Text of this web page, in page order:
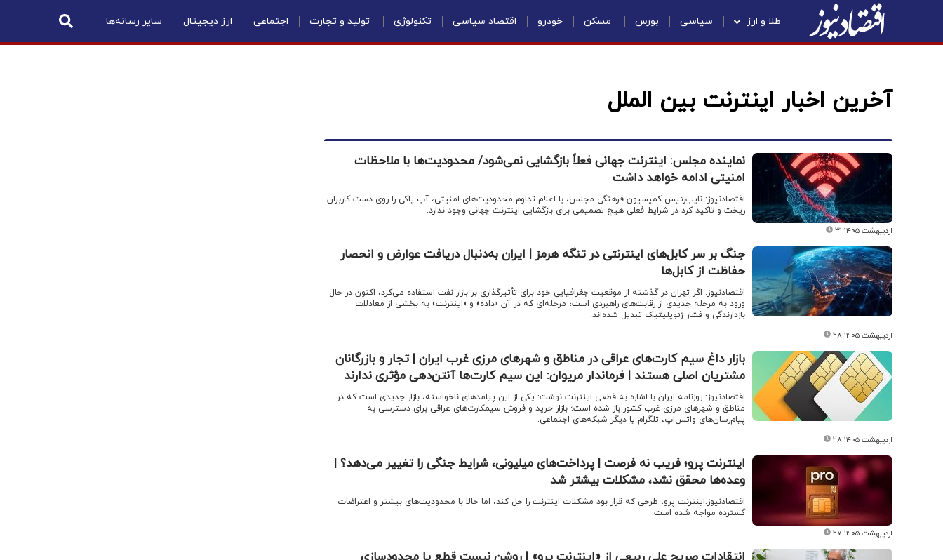
طلا و ارز سیاسی بورس مسکن خودرو اقتصاد سیاسی تکنولوژی تولید و تجارت اجتماعی ارز دیجیتال سایر رسانه‌ها
آخرین اخبار اینترنت بین الملل
نماینده مجلس: اینترنت جهانی فعلاً بازگشایی نمی‌شود/ محدودیت‌ها با ملاحظات
امنیتی ادامه خواهد داشت
اقتصادنیوز: نایب‌رئیس کمیسیون فرهنگی مجلس، با اعلام تداوم محدودیت‌های امنیتی، آب پاکی را روی دست کاربران
ریخت و تاکید کرد در شرایط فعلی هیچ تصمیمی برای بازگشایی اینترنت جهانی وجود ندارد.
۳۱ اردیبهشت ۱۴۰۵
جنگ بر سر کابل‌های اینترنتی در تنگه هرمز | ایران به‌دنبال دریافت عوارض و انحصار
حفاظت از کابل‌ها
اقتصادنیوز: اگر تهران در گذشته از موقعیت جغرافیایی خود برای تأثیرگذاری بر بازار نفت استفاده می‌کرد، اکنون در حال
ورود به مرحله‌ جدیدی از رقابت‌های راهبردی است؛ مرحله‌ای که در آن «داده» و «اینترنت» به بخشی از معادلات
بازدارندگی و فشار ژئوپلیتیک تبدیل شده‌اند.
۲۸ اردیبهشت ۱۴۰۵
بازار داغ سیم کارت‌های عراقی در مناطق و شهرهای مرزی غرب ایران | تجار و بازرگانان
مشتریان اصلی هستند | فرماندار مریوان: این سیم‌ کارت‌ها آنتن‌دهی مؤثری ندارند
اقتصادنیوز: روزنامه ایران با اشاره به قطعی اینترنت نوشت: یکی از این پیامدهای ناخواسته، بازار جدیدی است که در
مناطق و شهرهای مرزی غرب کشور باز شده است؛ بازار خرید و فروش سیمکارت‌های عراقی برای دسترسی به
پیام‌رسان‌های واتس‌اپ، تلگرام یا دیگر شبکه‌های اجتماعی.
۲۸ اردیبهشت ۱۴۰۵
اینترنت پرو؛ فریب نه فرصت | پرداخت‌های میلیونی، شرایط جنگی را تغییر می‌دهد؟ |
وعده‌ها محقق نشد، مشکلات بیشتر شد
اقتصادنیوز:اینترنت پرو، طرحی که قرار بود مشکلات اینترنت را حل کند، اما حالا با محدودیت‌های بیشتر و اعتراضات
گسترده مواجه شده است.
۲۷ اردیبهشت ۱۴۰۵